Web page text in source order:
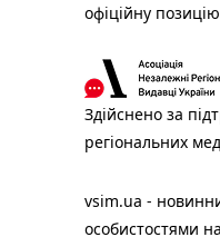
офіційну
Здійснено за
регіональних
vsim.ua -
особистостями